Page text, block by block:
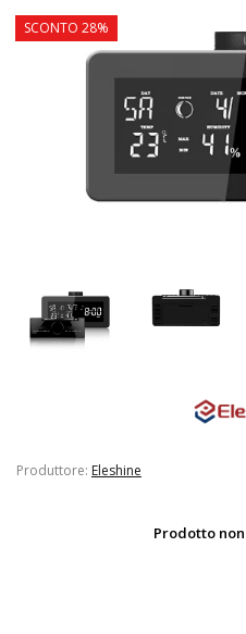
SCONTO 28%
Produttore: Eleshine
Prodotto